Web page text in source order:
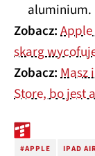
aluminium.
Zobacz:
skarg
Zobacz: Masz
Store, bo jest
#APPLE IPAD